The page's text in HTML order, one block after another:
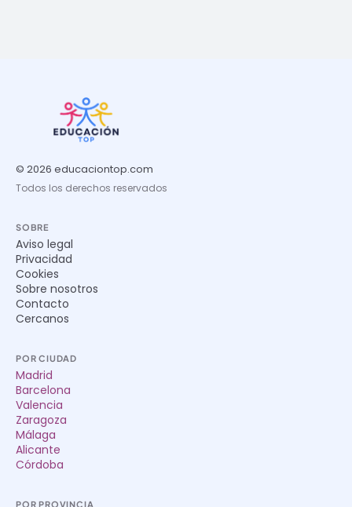
© 2026 educaciontop.com
Todos los derechos reservados
SOBRE
Aviso legal
Privacidad
Cookies
Sobre nosotros
Contacto
Cercanos
POR CIUDAD
Madrid
Barcelona
Valencia
Zaragoza
Málaga
Alicante
Córdoba
POR PROVINCIA